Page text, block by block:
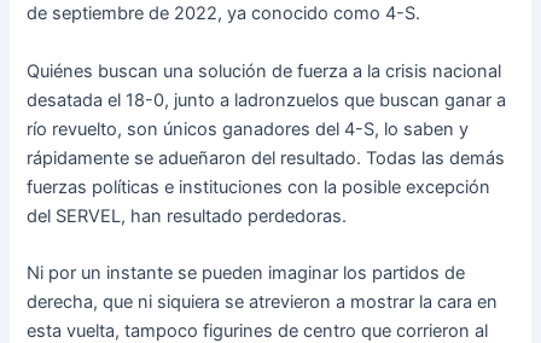
de septiembre de 2022, ya conocido como 4-S.
Quiénes buscan una solución de fuerza a la crisis nacional
desatada el 18-0, junto a ladronzuelos que buscan ganar a
río revuelto, son únicos ganadores del 4-S, lo saben y
rápidamente se adueñaron del resultado. Todas las demás
fuerzas políticas e instituciones con la posible excepción
del SERVEL, han resultado perdedoras.
Ni por un instante se pueden imaginar los partidos de
derecha, que ni siquiera se atrevieron a mostrar la cara en
esta vuelta, tampoco figurines de centro que corrieron al